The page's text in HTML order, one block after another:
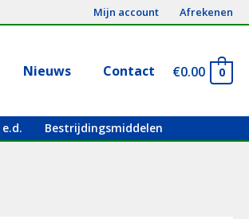
Mijn account Afrekenen
Nieuws Contact €0.00 0
Bestrijdingsmiddelen